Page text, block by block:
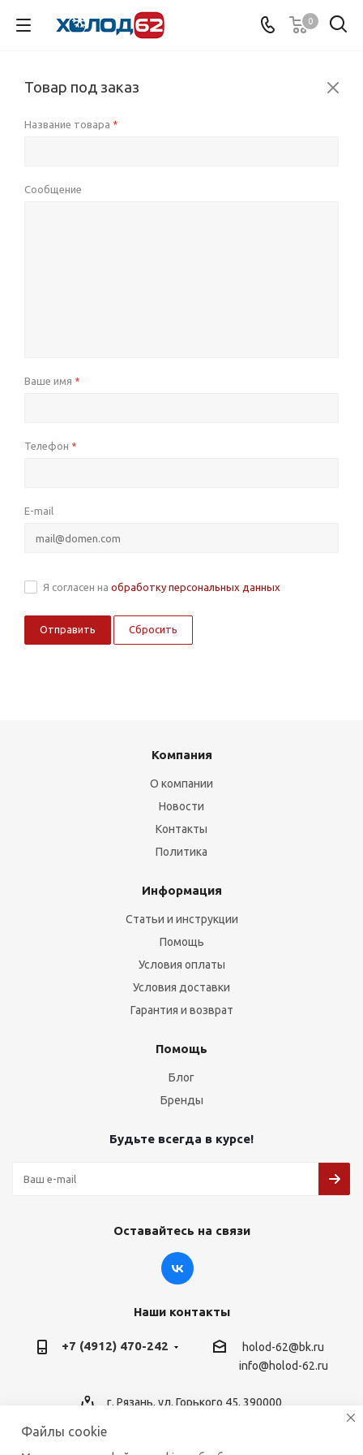
0
Товар под заказ
Название товара *
Сообщение
Ваше имя *
Телефон *
E-mail
Я согласен на обработку персональных данных
Сбросить
Компания
О компании
Новости
Контакты
Политика
Информация
Статьи и инструкции
Помощь
Условия оплаты
Условия доставки
Гарантия и возврат
Помощь
Блог
Бренды
Будьте всегда в курсе!
Оставайтесь на связи
Наши контакты
+7 (4912) 470-242
holod-62@bk.ru
info@holod-62.ru
г. Рязань, ул. Горького 45, 390000
Файлы cookie